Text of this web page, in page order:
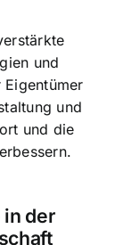
und
Eigentümer
und
und die
der